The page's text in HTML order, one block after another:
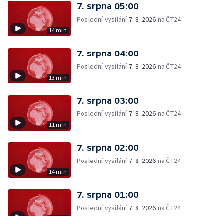
14 min
7. srpna 05:00
Poslední vysílání 7. 8. 2026 na ČT24
13 min
7. srpna 04:00
Poslední vysílání 7. 8. 2026 na ČT24
11 min
7. srpna 03:00
Poslední vysílání 7. 8. 2026 na ČT24
14 min
7. srpna 02:00
Poslední vysílání 7. 8. 2026 na ČT24
7. srpna 01:00
Poslední vysílání 7. 8. 2026 na ČT24